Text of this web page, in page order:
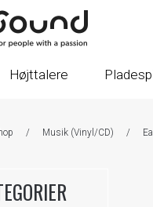
Højttalere
/ Musik (Vinyl/CD) /